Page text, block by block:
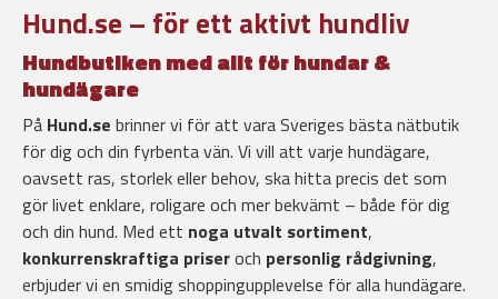
Hund.se – för ett aktivt hundliv
Hundbutiken med allt för hundar &
hundägare
På Hund.se brinner vi för att vara Sveriges bästa nätbutik
för dig och din fyrbenta vän. Vi vill att varje hundägare,
oavsett ras, storlek eller behov, ska hitta precis det som
gör livet enklare, roligare och mer bekvämt – både för dig
och din hund. Med ett noga utvalt sortiment,
konkurrenskraftiga priseroch personlig rådgivning,
erbjuder vi en smidig shoppingupplevelse för alla hundägare.